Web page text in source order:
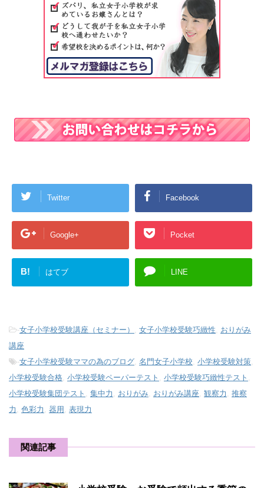
Twitter Facebook
Google+ Pocket
B! はてブ LINE
-女子小学校受験講座（セミナー） 女子小学校受験巧緻性
おりがみ
講座
-女子小学校受験ママの為のブログ 名門女子小学校 小学校受験対策
小学校受験合格 小学校受験ペーパーテスト 小学校受験巧緻性テスト
小学校受験集団テスト
集中力 おりがみ おりがみ講座 観察力
推察
力
色彩力 器用 表現力
関連記事